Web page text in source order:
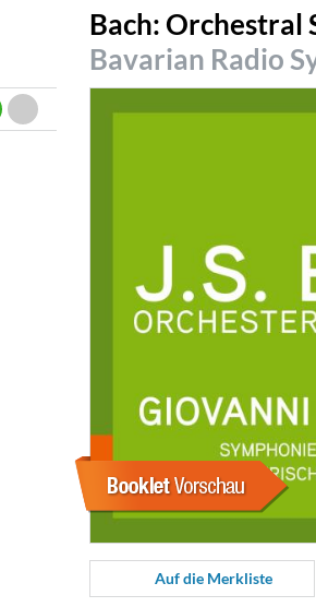
For All Your Flowers
Skuli Sverrisson & Bill Frisell
Bach: Orchestral
Bavarian Radio
Auf die Merkliste